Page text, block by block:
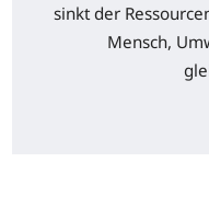
sinkt der
Mensch,